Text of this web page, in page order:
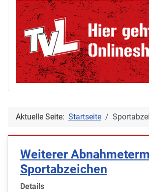
Aktuelle Seite: Startseite
Weiterer
Sportabzeichen
Details